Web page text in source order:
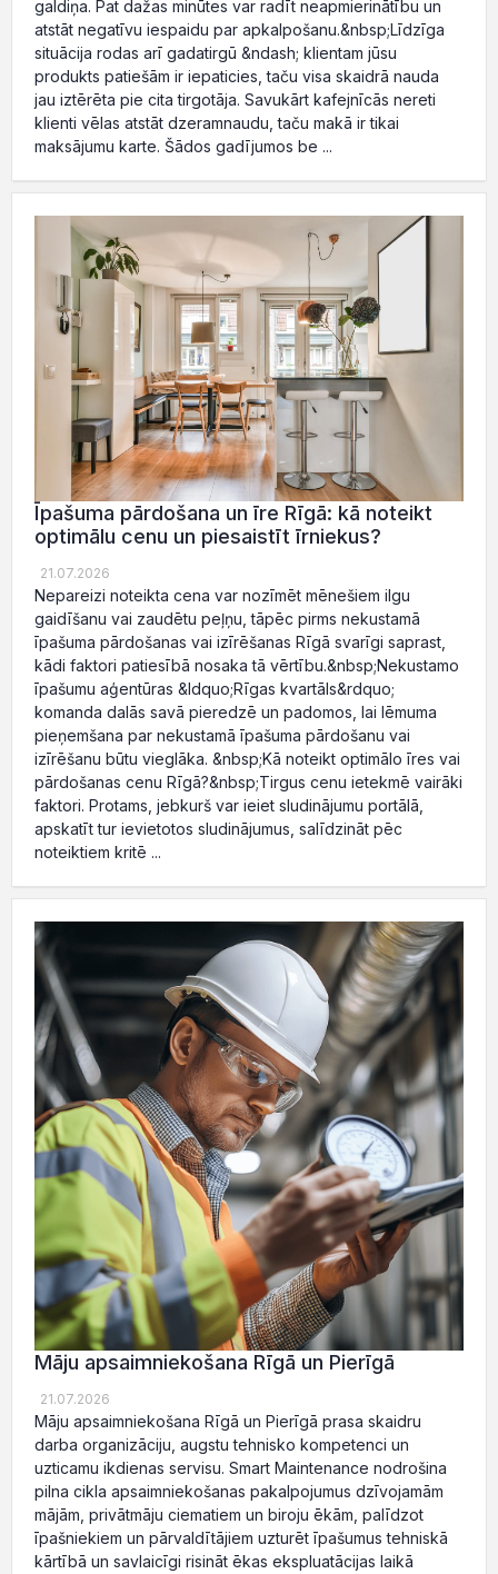
galdiņa. Pat dažas minūtes var radīt neapmierinātību un
atstāt negatīvu iespaidu par apkalpošanu.&nbsp;Līdzīga
situācija rodas arī gadatirgū &ndash; klientam jūsu
produkts patiešām ir iepaticies, taču visa skaidrā nauda
jau iztērēta pie cita tirgotāja. Savukārt kafejnīcās nereti
klienti vēlas atstāt dzeramnaudu, taču makā ir tikai
maksājumu karte. Šādos gadījumos be ...
Īpašuma pārdošana un īre Rīgā: kā noteikt
optimālu cenu un piesaistīt īrniekus?
21.07.2026
Nepareizi noteikta cena var nozīmēt mēnešiem ilgu
gaidīšanu vai zaudētu peļņu, tāpēc pirms nekustamā
īpašuma pārdošanas vai izīrēšanas Rīgā svarīgi saprast,
kādi faktori patiesībā nosaka tā vērtību.&nbsp;Nekustamo
īpašumu aģentūras &ldquo;Rīgas kvartāls&rdquo;
komanda dalās savā pieredzē un padomos, lai lēmuma
pieņemšana par nekustamā īpašuma pārdošanu vai
izīrēšanu būtu vieglāka. &nbsp;Kā noteikt optimālo īres vai
pārdošanas cenu Rīgā?&nbsp;Tirgus cenu ietekmē vairāki
faktori. Protams, jebkurš var ieiet sludinājumu portālā,
apskatīt tur ievietotos sludinājumus, salīdzināt pēc
noteiktiem kritē ...
Māju apsaimniekošana Rīgā un Pierīgā
21.07.2026
Māju apsaimniekošana Rīgā un Pierīgā prasa skaidru
darba organizāciju, augstu tehnisko kompetenci un
uzticamu ikdienas servisu. Smart Maintenance nodrošina
pilna cikla apsaimniekošanas pakalpojumus dzīvojamām
mājām, privātmāju ciematiem un biroju ēkām, palīdzot
īpašniekiem un pārvaldītājiem uzturēt īpašumus tehniskā
kārtībā un savlaicīgi risināt ēkas ekspluatācijas laikā